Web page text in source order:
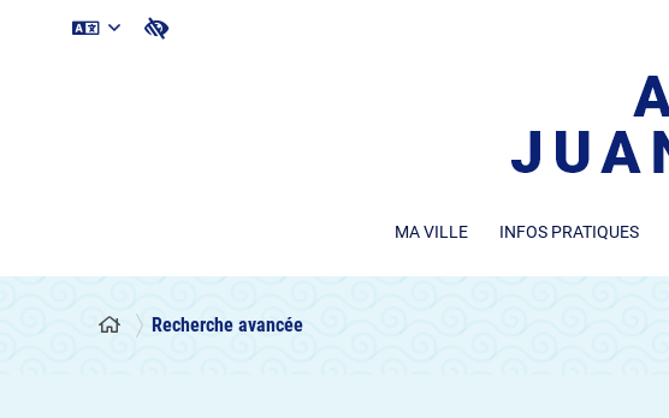
MA VILLE INFOS PRATIQUES
Recherche avancée